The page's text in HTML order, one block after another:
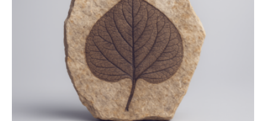
unbekannten Qualitätskontrollmechanismus des
peroxisomalen Proteintransports in der Bäckerhefe
Saccharomyces cerevisiae entdeckt, der für die
Funktionsfähigkeit der Organellen entscheidend ist. Die
Studie wurde am 28. Oktober 2025 in der
Fachzeitschrift…